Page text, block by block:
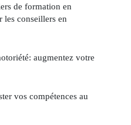
de formation en
les conseillers en
augmentez votre
vos compétences au